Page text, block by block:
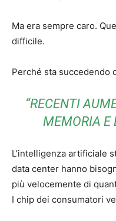
Ma era sempre caro.
difficile.
Perché sta succedendo
“RECENTI
MEMORIA E
L’intelligenza artificiale
data center hanno
più velocemente di
I chip dei consumatori